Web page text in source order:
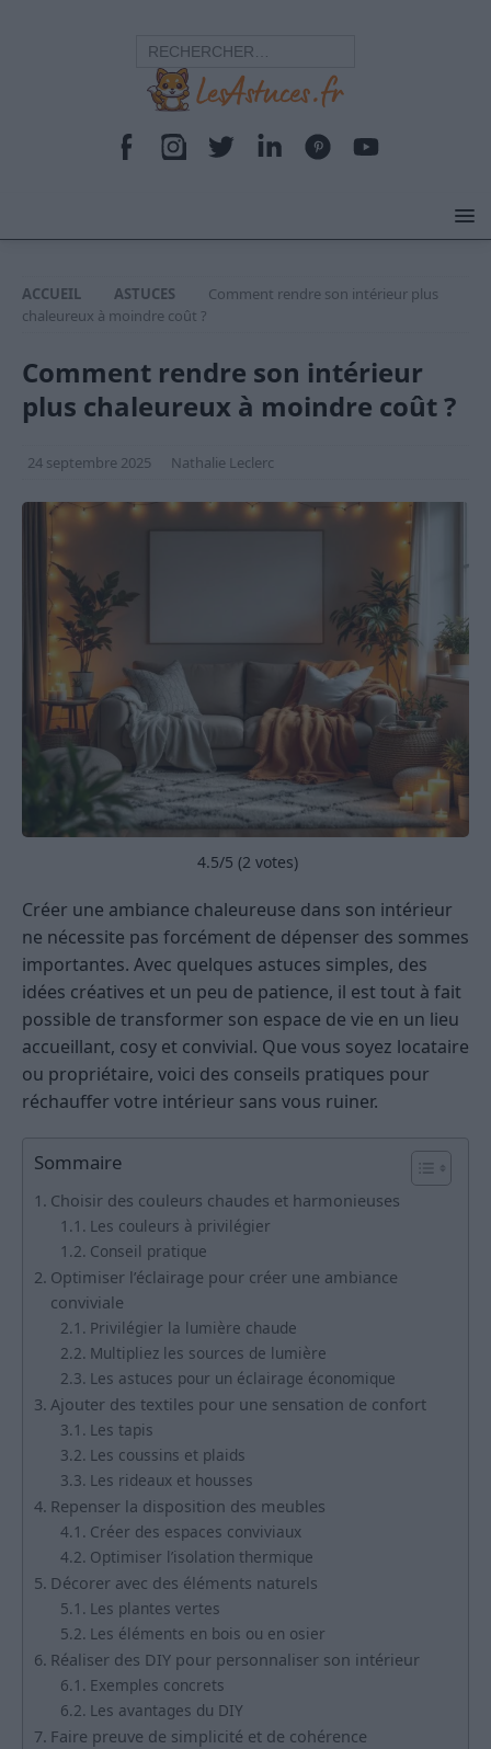
ACCUEIL ASTUCES
Comment rendre son intérieur plus
chaleureux à moindre coût ?
Comment rendre son intérieur
plus chaleureux à moindre coût ?
24 septembre 2025 Nathalie Leclerc
4.5/5 (2 votes)
Créer une ambiance chaleureuse dans son intérieur
ne nécessite pas forcément de dépenser des sommes
importantes. Avec quelques astuces simples, des
idées créatives et un peu de patience, il est tout à fait
possible de transformer son espace de vie en un lieu
accueillant, cosy et convivial. Que vous soyez locataire
ou propriétaire, voici des conseils pratiques pour
réchauffer votre intérieur sans vous ruiner.
Sommaire
Choisir des couleurs chaudes et harmonieuses
Les couleurs à privilégier
Conseil pratique
Optimiser l’éclairage pour créer une ambiance
conviviale
Privilégier la lumière chaude
Multipliez les sources de lumière
Les astuces pour un éclairage économique
Ajouter des textiles pour une sensation de confort
Les tapis
Les coussins et plaids
Les rideaux et housses
Repenser la disposition des meubles
Créer des espaces conviviaux
Optimiser l’isolation thermique
Décorer avec des éléments naturels
Les plantes vertes
Les éléments en bois ou en osier
Réaliser des DIY pour personnaliser son intérieur
Exemples concrets
Les avantages du DIY
Faire preuve de simplicité et de cohérence